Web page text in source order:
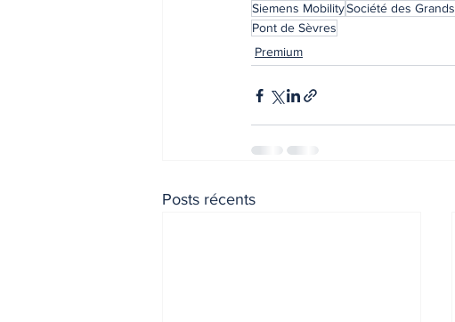
Siemens MobilitySociété des
Pont de Sèvres
Premium
Posts récents